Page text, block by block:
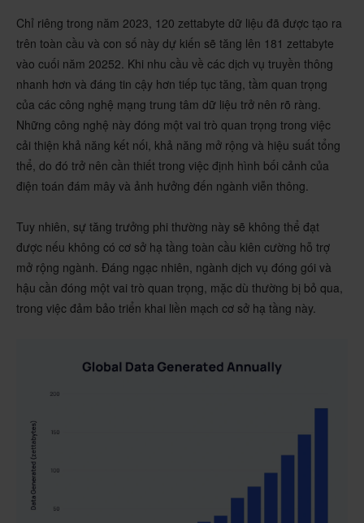
Chỉ riêng trong năm 2023, 120 zettabyte dữ liệu đã được tạo ra
trên toàn cầu và con số này dự kiến sẽ tăng lên 181 zettabyte
vào cuối năm 20252. Khi nhu cầu về các dịch vụ truyền thông
nhanh hơn và đáng tin cậy hơn tiếp tục tăng, tầm quan trọng
của các công nghệ mạng trung tâm dữ liệu trở nên rõ ràng.
Những công nghệ này đóng một vai trò quan trọng trong việc
cải thiện khả năng kết nối, khả năng mở rộng và hiệu suất tổng
thể, do đó trở nên cần thiết trong việc định hình bối cảnh của
điện toán đám mây và ảnh hưởng đến ngành viễn thông.
Tuy nhiên, sự tăng trưởng phi thường này sẽ không thể đạt
được nếu không có cơ sở hạ tầng toàn cầu kiên cường hỗ trợ
mở rộng ngành. Đáng ngạc nhiên, ngành dịch vụ đóng gói và
hậu cần đóng một vai trò quan trọng, mặc dù thường bị bỏ qua,
trong việc đảm bảo triển khai liền mạch cơ sở hạ tầng này.